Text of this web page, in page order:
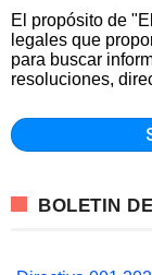
El propósito de
legales que
para buscar
resoluciones,
BOLETIN